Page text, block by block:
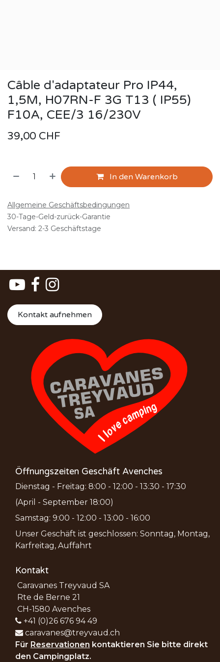
Câble d'adaptateur Pro IP44,
1,5M, H07RN-F 3G T13 ( IP55)
F10A, CEE/3 16/230V
39,00 CHF
In den Warenkorb
Allgemeine Geschäftsbedingungen
30-Tage-Geld-zurück-Garantie
Versand: 2-3 Geschäftstage
Kontakt aufnehmen
Öffnungszeiten Geschäft Avenches
Dienstag - Freitag: 8:00 - 12:00 - 13:30 - 17:30
(April - September 18:00)
Samstag: 9:00 - 12:00 - 13:00 - 16:00
Unser Geschäft ist geschlossen: Sonntag, Montag,
Karfreitag, Auffahrt
Kontakt
Caravanes Treyvaud SA
Rte de Berne 21
CH-1580 Avenches
+41 (0)26 676 94 49
caravanes@treyvaud.ch
Für Reservationen kontaktieren Sie bitte direkt
den Campingplatz.